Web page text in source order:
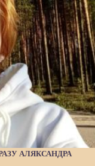
АЛЯКСАНДРА